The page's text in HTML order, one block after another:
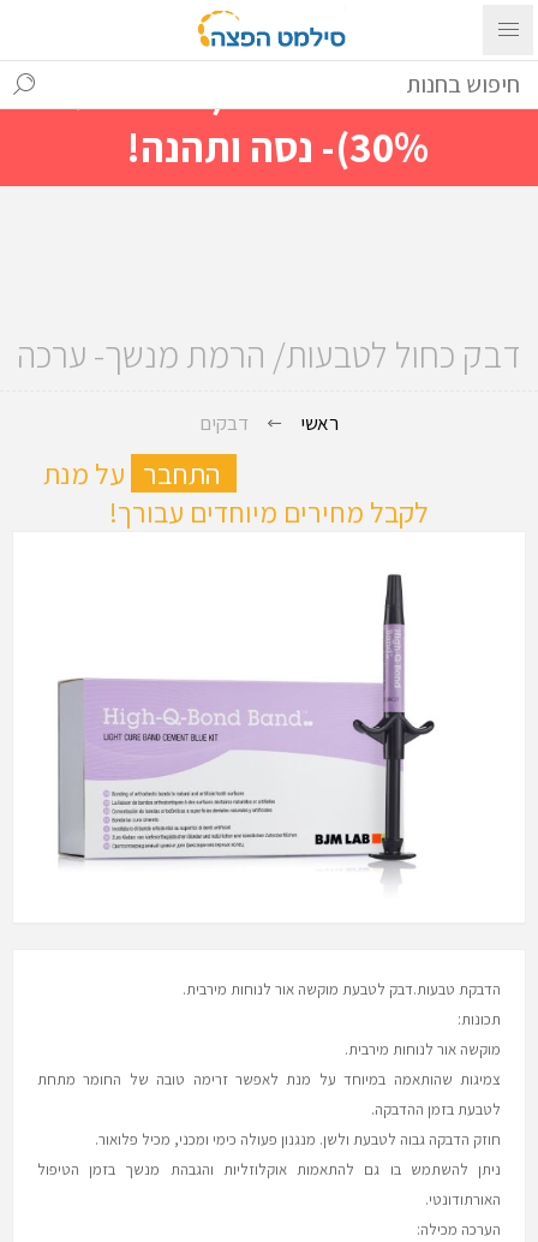
עם ההתחברות ניתן לראות מייד
מחירים מיוחדים(הנחות עד
30%)- נסה ותהנה!
דבק כחול לטבעות/ הרמת מנשך- ערכה
ראשי דבקים
התחבר על מנת
לקבל מחירים מיוחדים עבורך!
הדבקת טבעות.דבק לטבעת מוקשה אור לנוחות מירבית.
תכונות:
מוקשה אור לנוחות מירבית.
צמיגות שהותאמה במיוחד על מנת לאפשר זרימה טובה של החומר מתחת
לטבעת בזמן ההדבקה.
חוזק הדבקה גבוה לטבעת ולשן. מנגנון פעולה כימי ומכני, מכיל פלואור.
ניתן להשתמש בו גם להתאמות אוקלוזליות והגבהת מנשך בזמן הטיפול
האורתודונטי.
הערכה מכילה: